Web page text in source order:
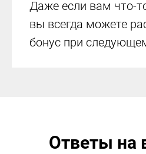
Даже если вам что-
вы всегда можете
бонус при
Ответы на